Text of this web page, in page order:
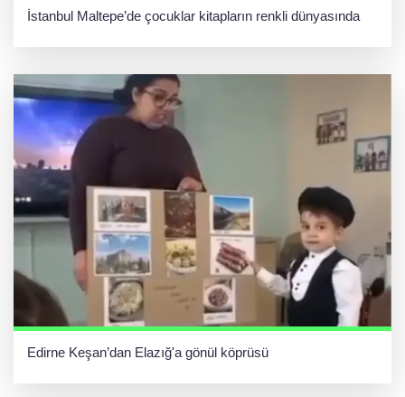
İstanbul Maltepe’de çocuklar kitapların renkli dünyasında
Edirne Keşan’dan Elazığ'a gönül köprüsü